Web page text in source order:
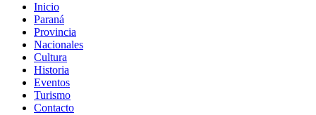
Inicio
Paraná
Provincia
Nacionales
Cultura
Historia
Eventos
Turismo
Contacto